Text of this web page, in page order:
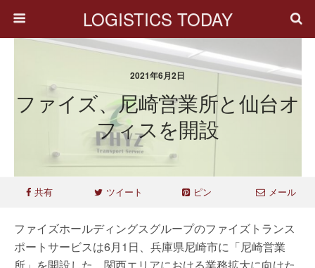
LOGISTICS TODAY
2021年6月2日
ファイズ、尼崎営業所と仙台オ
フィスを開設
共有 ツイート ピン メール
ファイズホールディングスグループのファイズトランス
ポートサービスは6月1日、兵庫県尼崎市に「尼崎営業